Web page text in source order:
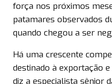
força nos próximos
patamares observados
quando chegou a ser
Há uma crescente
destinado à exportação
diz a especialista sênior